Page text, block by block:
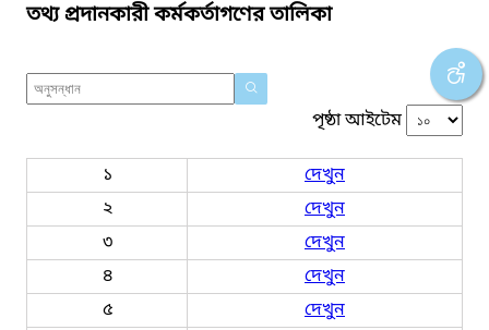
তথ্য প্রদানকারী কর্মকর্তাগণের তালিকা
পৃষ্ঠা আইটেম
১
দেখুন
২
দেখুন
৩
দেখুন
৪
দেখুন
৫
দেখুন